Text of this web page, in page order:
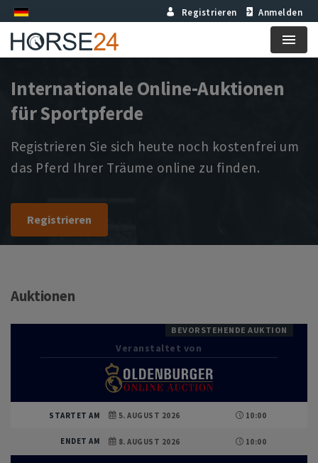
Registrieren Anmelden
Menu
Internationale Online-Auktionen
für Sportpferde
Registrieren Sie sich heute noch kostenfrei um
das Pferd Ihrer Träume online zu finden.
Registrieren
Auktionen
BEVORSTEHENDE AUKTION
Veranstaltet von
STARTET AM 5. AUGUST 2026 10:00
ENDET AM 8. AUGUST 2026 10:00